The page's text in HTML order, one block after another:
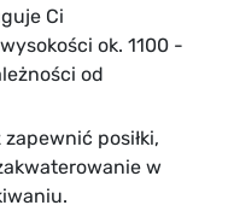
Ci
ok. 1100 -
od
posiłki,
w